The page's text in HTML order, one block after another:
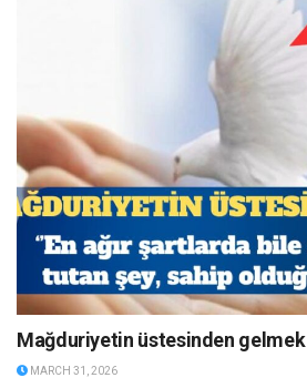
Mağduriyetin üstesinden gelmek
MARCH 31, 2026